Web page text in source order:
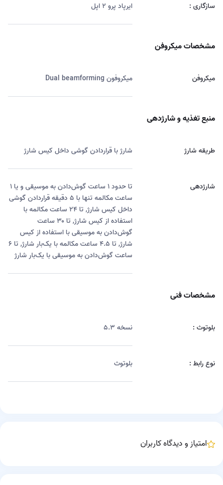
سازگاری : ایرپاد پرو ۲ اپل
مشخصات میکروفن
میکروفن میکروفون Dual beamforming
منبع تغذیه و شارژدهی
طریقه شارژ شارژ با قراردادن گوشی داخل کیس شارژ
شارژدهی
تا حدود ۱ ساعت گوش‌دادن به موسیقی و یا ۱
ساعت مکالمه تنها با ۵ دقیقه قراردادن گوشی
داخل کیس شارژ, تا ۲۴ ساعت مکالمه با
استفاده از کیس شارژ, تا ۳۰ ساعت
گوش‌دادن به موسیقی با استفاده از کیس
شارژ, تا ۴.۵ ساعت مکالمه با یک‌بار شارژ, تا ۶
ساعت گوش‌دادن به موسیقی با یک‌بار شارژ
مشخصات فنی
بلوتوث : نسخه ۵.۳
نوع رابط : بلوتوث
امتیاز و دیدگاه کاربران